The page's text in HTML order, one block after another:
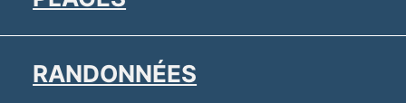
RANDONNÉES